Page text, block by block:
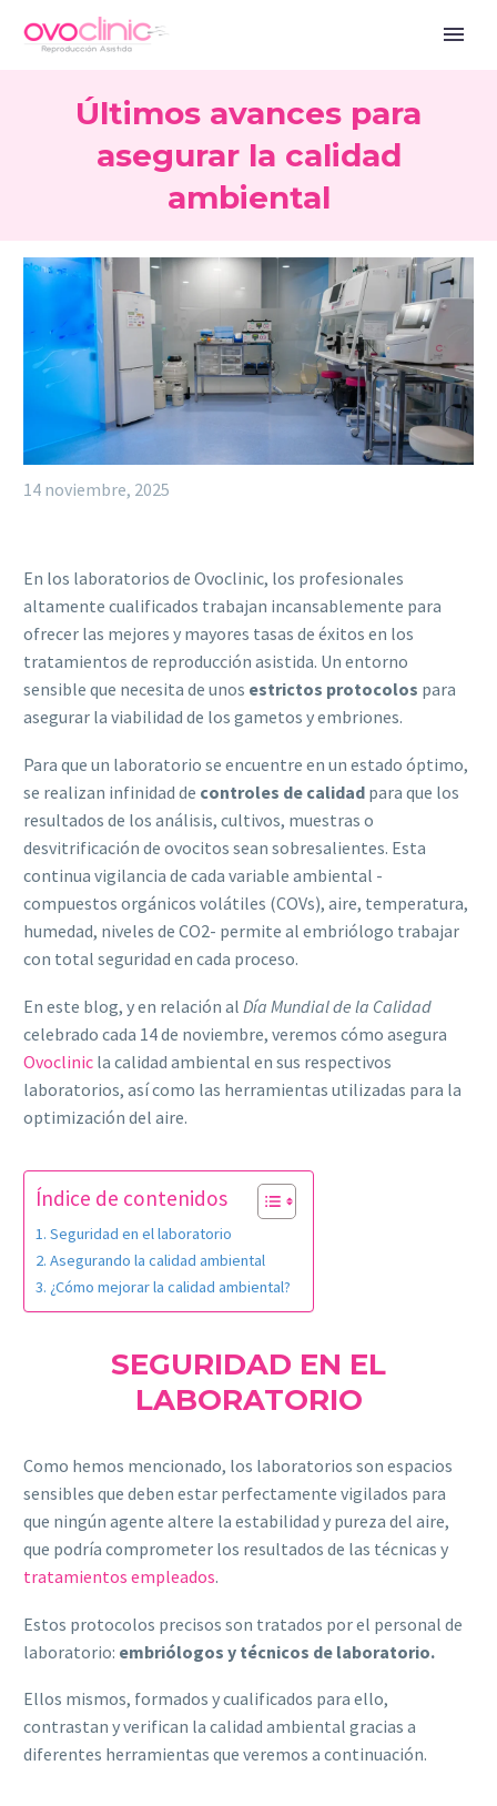
Últimos avances para
asegurar la calidad
ambiental
14 noviembre, 2025
En los laboratorios de Ovoclinic, los profesionales
altamente cualificados trabajan incansablemente para
ofrecer las mejores y mayores tasas de éxitos en los
tratamientos de reproducción asistida. Un entorno
sensible que necesita de unos estrictos protocolos para
asegurar la viabilidad de los gametos y embriones.
Para que un laboratorio se encuentre en un estado óptimo,
se realizan infinidad de controles de calidad para que los
resultados de los análisis, cultivos, muestras o
desvitrificación de ovocitos sean sobresalientes. Esta
continua vigilancia de cada variable ambiental -
compuestos orgánicos volátiles (COVs), aire, temperatura,
humedad, niveles de CO2- permite al embriólogo trabajar
con total seguridad en cada proceso.
En este blog, y en relación al Día Mundial de la Calidad
celebrado cada 14 de noviembre, veremos cómo asegura
Ovoclinic la calidad ambiental en sus respectivos
laboratorios, así como las herramientas utilizadas para la
optimización del aire.
Índice de contenidos
Seguridad en el laboratorio
Asegurando la calidad ambiental
¿Cómo mejorar la calidad ambiental?
SEGURIDAD EN EL
LABORATORIO
Como hemos mencionado, los laboratorios son espacios
sensibles que deben estar perfectamente vigilados para
que ningún agente altere la estabilidad y pureza del aire,
que podría comprometer los resultados de las técnicas y
tratamientos empleados.
Estos protocolos precisos son tratados por el personal de
laboratorio: embriólogos y técnicos de laboratorio.
Ellos mismos, formados y cualificados para ello,
contrastan y verifican la calidad ambiental gracias a
diferentes herramientas que veremos a continuación.